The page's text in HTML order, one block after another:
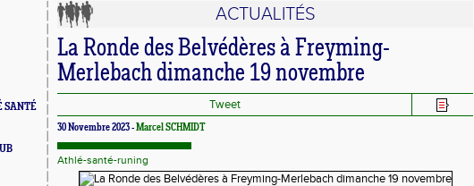
SANTÉ
ACTUALITÉS
La Ronde des Belvédères à Freyming-
Merlebach dimanche 19 novembre
Tweet
30 Novembre 2023 -Marcel SCHMIDT
Athlé-santé-runing